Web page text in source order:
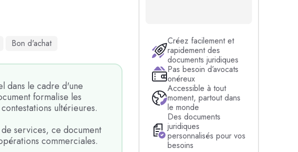
Bon d'achat
Créez facilement et
rapidement des
documents juridiques
Pas besoin d’avocats
onéreux
Accessible à tout
moment, partout dans
le monde
Des documents
juridiques
personnalisés pour vos
besoins
dans le cadre d'une
formalise les
ultérieures.
services, ce document
commerciales.